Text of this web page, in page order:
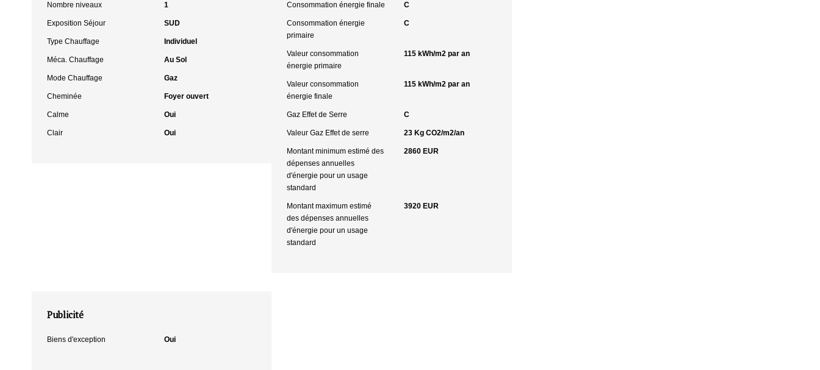
Nombre niveaux 1
Exposition Séjour SUD
Type Chauffage Individuel
Méca. Chauffage Au Sol
Mode Chauffage Gaz
Cheminée Foyer ouvert
Calme Oui
Clair Oui
Consommation énergie finale C
Consommation énergie
primaire
C
Valeur consommation
énergie primaire
115 kWh/m2 par an
Valeur consommation
énergie finale
115 kWh/m2 par an
Gaz Effet de Serre C
Valeur Gaz Effet de serre 23 Kg CO2/m2/an
Montant minimum estimé des
dépenses annuelles
d'énergie pour un usage
standard
2860 EUR
Montant maximum estimé
des dépenses annuelles
d'énergie pour un usage
standard
3920 EUR
Publicité
Biens d'exception Oui